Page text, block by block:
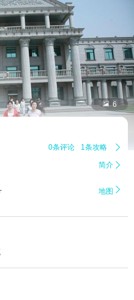
 6
0条评论 1条攻略 
简介 
地图 